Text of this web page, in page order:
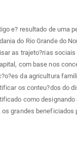
e? resultado de uma
do Rio Grande do
as trajeto?rias
com base nos
da agricultura
os conteu?dos do
como
os grandes beneficiados